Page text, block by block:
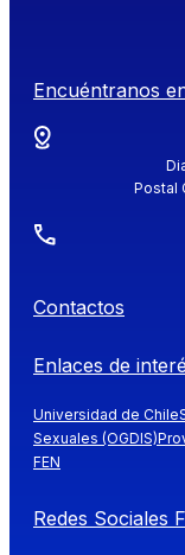
Encuéntranos
Postal
Contactos
Enlaces de
Universidad de Chile
Sexuales (OGDIS)
FEN
Redes Sociales